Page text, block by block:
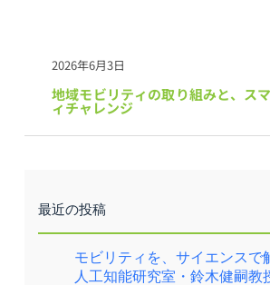
2026年6月3日
地域モビリティの取り組みと、ス
ィチャレンジ
最近の投稿
モビリティを、サイエンスで
人工知能研究室・鈴木健嗣教